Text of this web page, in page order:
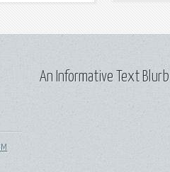
An Informative Text Blurb